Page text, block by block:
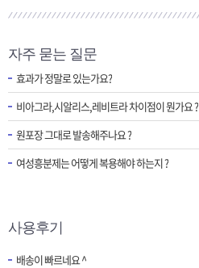
자주 묻는 질문
효과가 정말로 있는가요?
비아그라,시알리스,레비트라 차이점이 뭔가요 ?
원포장 그대로 발송해주나요 ?
여성흥분제는 어떻게 복용해야 하는지 ?
사용후기
배송이 빠르네요 ^